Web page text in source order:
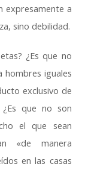
expresamente a
, sino debilidad.
? ¿Es que no
hombres iguales
exclusivo de
¿Es que no son
el que sean
«de manera
en las casas